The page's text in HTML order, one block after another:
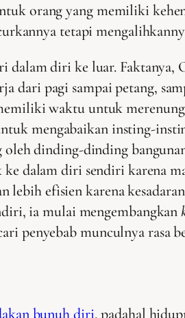
orang yang memiliki
tetapi
dalam diri ke luar. Faktanya,
dari pagi sampai petang,
waktu untuk
mengabaikan insting-
dinding-dinding
dalam diri sendiri karena
lebih efisien karena
ia mulai mengembangkan
penyebab munculnya rasa
bunuh diri, padahal